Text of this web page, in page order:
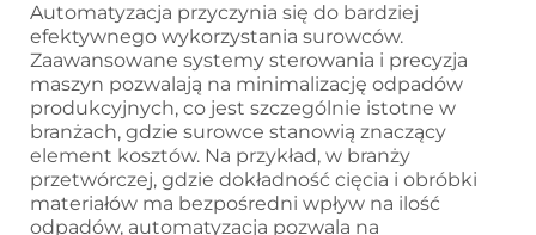
Automatyzacja przyczynia się do bardziej
efektywnego wykorzystania surowców.
Zaawansowane systemy sterowania i precyzja
maszyn pozwalają na minimalizację odpadów
produkcyjnych, co jest szczególnie istotne w
branżach, gdzie surowce stanowią znaczący
element kosztów. Na przykład, w branży
przetwórczej, gdzie dokładność cięcia i obróbki
materiałów ma bezpośredni wpływ na ilość
odpadów, automatyzacja pozwala na